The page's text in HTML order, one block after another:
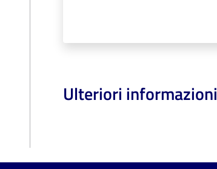
Ulteriori informazioni